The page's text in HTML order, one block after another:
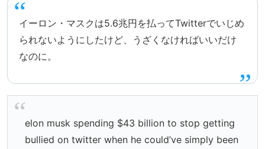
イーロン・マスクは5.6兆円を払ってTwitterでいじめ
られないようにしたけど、うざくなければいいだけ
なのに。
elon musk spending $43 billion to stop getting
bullied on twitter when he could’ve simply been